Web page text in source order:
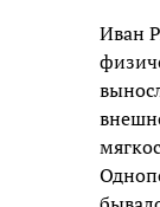
Иван